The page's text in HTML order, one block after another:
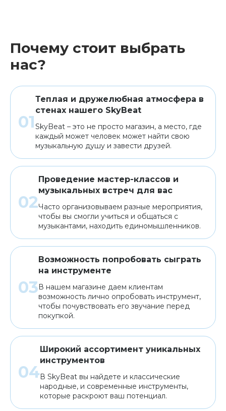
Почему стоит выбрать
нас?
Теплая и дружелюбная атмосфера в
стенах нашего SkyBeat
SkyBeat – это не просто магазин, а место, где
каждый может человек может найти свою
музыкальную душу и завести друзей.
Проведение мастер-классов и
музыкальных встреч для вас
Часто организовываем разные мероприятия,
чтобы вы смогли учиться и общаться с
музыкантами, находить единомышленников.
Возможность попробовать сыграть
на инструменте
В нашем магазине даем клиентам
возможность лично опробовать инструмент,
чтобы почувствовать его звучание перед
покупкой.
Широкий ассортимент уникальных
инструментов
В SkyBeat вы найдете и классические
народные, и современные инструменты,
которые раскроют ваш потенциал.